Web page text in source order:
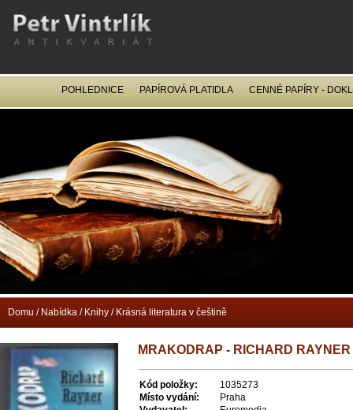
MRAKODRAP - RICHARD RAYNER
Kód položky:
1035273
Místo vydání:
Praha
POHLEDNICE PAPÍROVÁ PLATIDLA CENNÉ PAPÍRY -
Domu / Nabídka / Knihy / Krásná literatura v češtině